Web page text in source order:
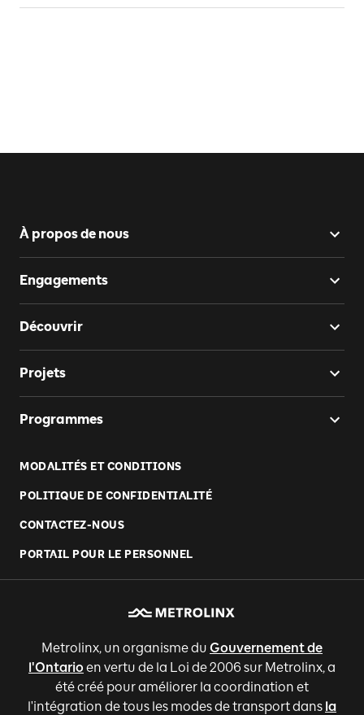
À propos de nous
Engagements
Découvrir
Projets
Programmes
MODALITÉS ET CONDITIONS
POLITIQUE DE CONFIDENTIALITÉ
CONTACTEZ-NOUS
PORTAIL POUR LE PERSONNEL
Metrolinx, un organisme du Gouvernement de
l'Ontario en vertu de la Loi de 2006 sur Metrolinx, a
été créé pour améliorer la coordination et
l'intégration de tous les modes de transport dans la